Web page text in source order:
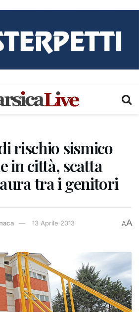
rischio sismico
in città, scatta
tra i genitori
13 Aprile 2013 AA